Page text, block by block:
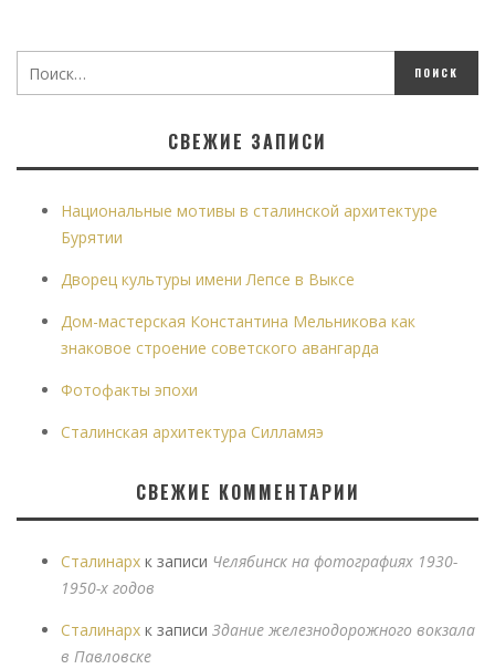
СВЕЖИЕ ЗАПИСИ
Национальные мотивы в сталинской архитектуре
Бурятии
Дворец культуры имени Лепсе в Выксе
Дом-мастерская Константина Мельникова как
знаковое строение советского авангарда
Фотофакты эпохи
Сталинская архитектура Силламяэ
СВЕЖИЕ КОММЕНТАРИИ
Сталинарх к записи Челябинск на фотографиях 1930-
1950-х годов
Сталинарх к записи Здание железнодорожного вокзала
в Павловске